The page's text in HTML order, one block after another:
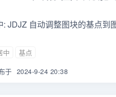
: JDJZ 自动调整图块的基点到
中
基点
于 2024-9-24 20:38